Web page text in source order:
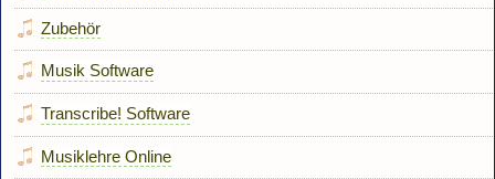
Zubehör
Musik Software
Transcribe! Software
Musiklehre Online